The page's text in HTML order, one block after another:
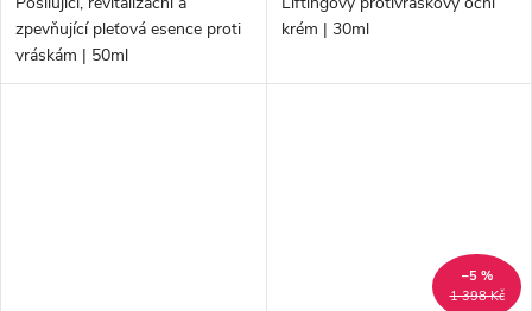
zpevňující pleťová esence proti
vráskám | 50ml
krém | 30ml
1 398 Kč
–5 %